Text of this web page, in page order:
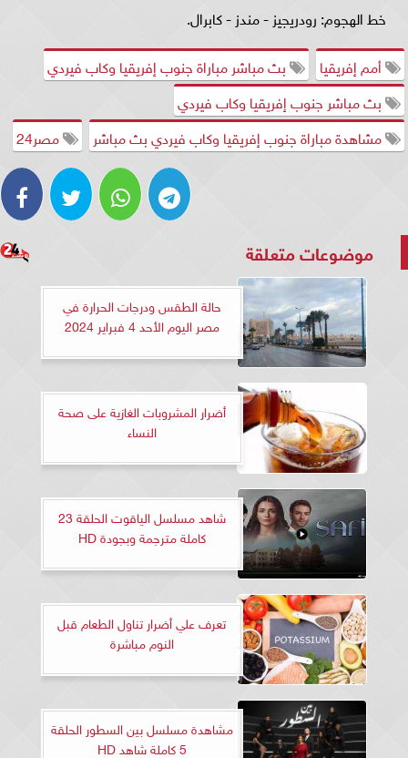
خط الهجوم: رودريجيز - مندز - كابرال.
أمم إفريقيا
بث مباشر مباراة جنوب إفريقيا وكاب فيردي
بث مباشر جنوب إفريقيا وكاب فيردي
مشاهدة مباراة جنوب إفريقيا وكاب فيردي بث مباشر
مصر24
موضوعات متعلقة
حالة الطقس ودرجات الحرارة في
مصر اليوم الأحد 4 فبراير 2024
أضرار المشروبات الغازية على صحة
النساء
شاهد مسلسل الياقوت الحلقة 23
كاملة مترجمة وبجودة HD
تعرف علي أضرار تناول الطعام قبل
النوم مباشرة
مشاهدة مسلسل بين السطور الحلقة
5 كاملة شاهد HD